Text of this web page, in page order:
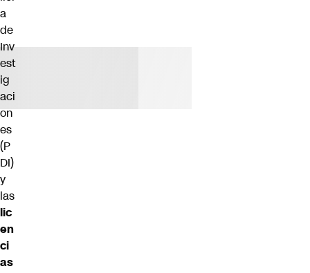
a
de
Inv
est
ig
aci
on
es
(P
DI)
y
las
lic
en
ci
as